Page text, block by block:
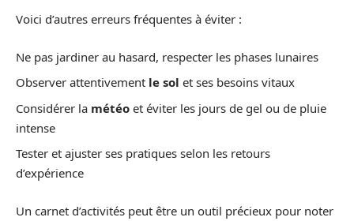
Voici d’autres erreurs fréquentes à éviter :
Ne pas jardiner au hasard, respecter les phases lunaires
Observer attentivement le sol et ses besoins vitaux
Considérer la météo et éviter les jours de gel ou de pluie
intense
Tester et ajuster ses pratiques selon les retours
d’expérience
Un carnet d’activités peut être un outil précieux pour noter